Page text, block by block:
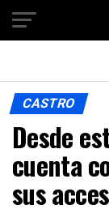
CASTRO
Desde
cuenta
sus